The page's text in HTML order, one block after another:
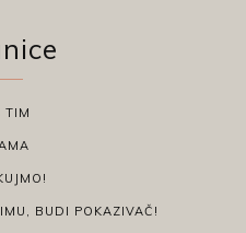
TIM
BUDI POKAZIVAČ!